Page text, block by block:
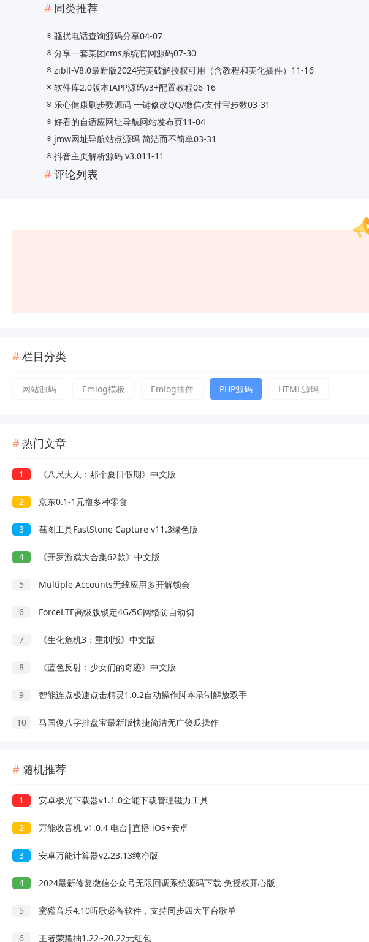
同类推荐
骚扰电话查询源码分享04-07
分享一套某团cms系统官网源码07-30
zibll-V8.0最新版2024完美破解授权可用（含教程和美化插件） 11-16
软件库2.0版本IAPP源码v3+配置教程06-16
乐心健康刷步数源码 一键修改QQ/微信/支付宝步数03-31
好看的自适应网址导航网站发布页11-04
jmw网址导航站点源码 简洁而不简单03-31
抖音主页解析源码 v3.011-11
评论列表
栏目分类
网站源码 Emlog模板 Emlog插件 PHP源码 HTML源码
热门文章
1 《八尺大人：那个夏日假期》中文版
2 京东0.1-1元撸多种零食
3 截图工具FastStone Capture v11.3绿色版
4 《开罗游戏大合集62款》中文版
5 Multiple Accounts无线应用多开解锁会
6 ForceLTE高级版锁定4G/5G网络防自动切
7 《生化危机3：重制版》中文版
8 《蓝色反射：少女们的奇迹》中文版
9 智能连点极速点击精灵1.0.2自动操作脚本录制解放双手
10 马国俊八字排盘宝最新版快捷简洁无广傻瓜操作
随机推荐
1 安卓极光下载器v1.1.0全能下载管理磁力工具
2 万能收音机 v1.0.4 电台|直播 iOS+安卓
3 安卓万能计算器v2.23.13纯净版
4 2024最新修复微信公众号无限回调系统源码下载 免授权开心版
5 蜜獾音乐4.10听歌必备软件，支持同步四大平台歌单
6 王者荣耀抽1.22~20.22元红包